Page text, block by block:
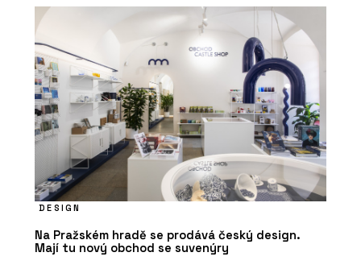
DESIGN
Na Pražském hradě se prodává český design.
Mají tu nový obchod se suvenýry